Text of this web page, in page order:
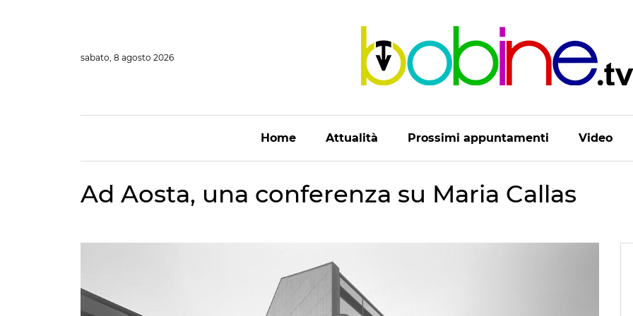
sabato, 8 agosto 2026
Home Attualità Prossimi appuntamenti Video
Ad Aosta, una conferenza su Maria Callas